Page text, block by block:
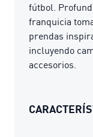
fútbol.
franquicia
prendas
incluyendo
accesorios.